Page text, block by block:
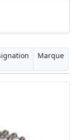
Marque